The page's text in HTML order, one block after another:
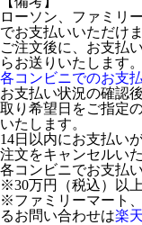
ローソン、ファミリ
でお支払いいただけま
ご注文後に、お支払
らお送りいたします。
各コンビニでのお支
お支払い状況の確認
取り希望日をご指定
いたします。
14日以内にお支払い
注文をキャンセルいた
各コンビニでお支払
※30万円（税込）以
※ファミリーマート
るお問い合わせは楽